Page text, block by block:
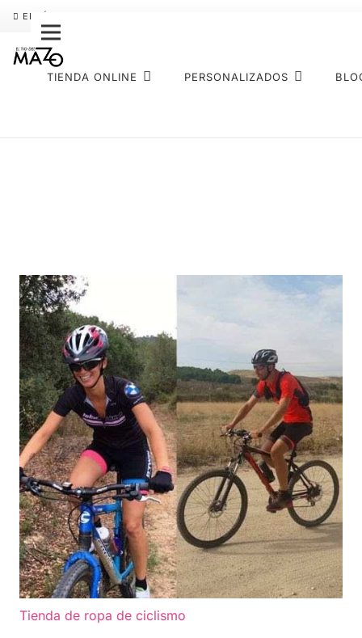
ENVÍO GRATIS
TIENDA ONLINE PERSONALIZADOS
Tienda de ropa de ciclismo